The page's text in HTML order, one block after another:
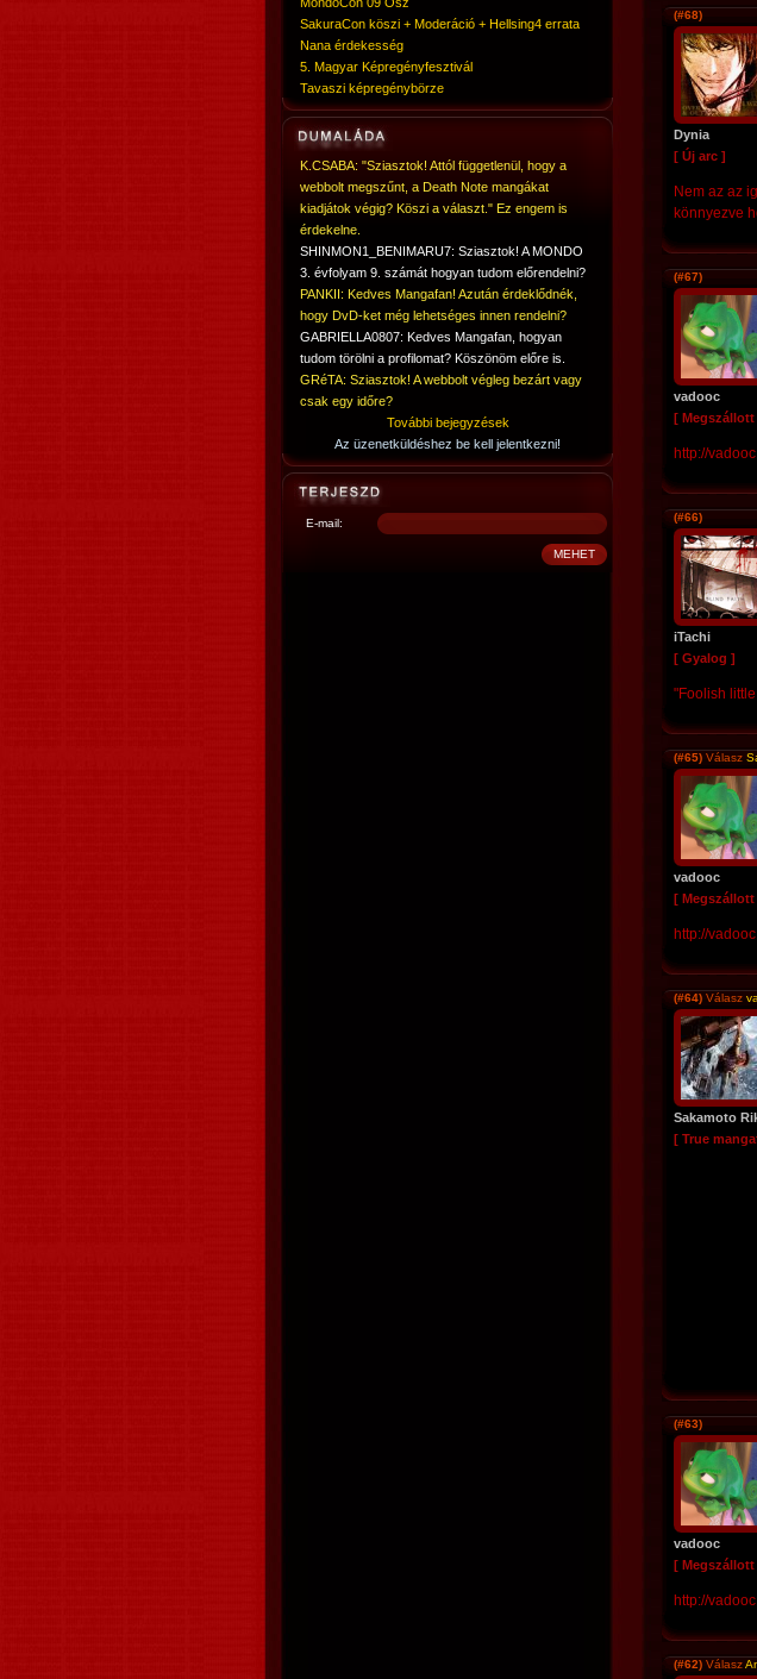
SakuraCon köszi + Moderáció + Hellsing4 errata
Nana érdekesség
5. Magyar Képregényfesztivál
Tavaszi képregénybörze
K.CSABA: "Sziasztok! Attól függetlenül, hogy a
webbolt megszűnt, a Death Note mangákat
kiadjátok végig? Köszi a választ." Ez engem is
érdekelne.
SHINMON1_BENIMARU7: Sziasztok! A MONDO
3. évfolyam 9. számát hogyan tudom előrendelni?
PANKII: Kedves Mangafan! Azután érdeklődnék,
hogy DvD-ket még lehetséges innen rendelni?
GABRIELLA0807: Kedves Mangafan, hogyan
tudom törölni a profilomat? Köszönöm előre is.
GRéTA: Sziasztok! A webbolt végleg bezárt vagy
csak egy időre?
További bejegyzések
Az üzenetküldéshez be kell jelentkezni!
E-mail:
(#68)
Dynia
[ Új arc ]
Nem az az
könnyezve
(#67)
vadooc
[ Megszállott
http://
(#66)
iTachi
[ Gyalog ]
"Foolish
(#65) Válasz
vadooc
[ Megszállott
http://
(#64) Válasz
Sakamoto
[ True
(#63)
vadooc
[ Megszállott
http://
(#62) Válasz